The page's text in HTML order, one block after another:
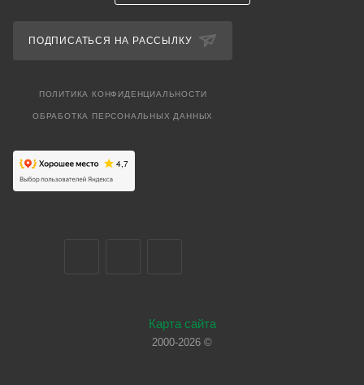
ПОДПИСАТЬСЯ НА РАССЫЛКУ
ПОЛИТИКА КОНФИДЕНЦИАЛЬНОСТИ
ОБРАБОТКА ПЕРСОНАЛЬНЫХ ДАННЫХ
Карта сайта
2000-2026 ©